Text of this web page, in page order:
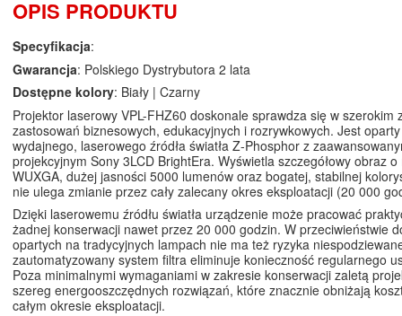
OPIS PRODUKTU
Specyfikacja:
Gwarancja: Polskiego Dystrybutora 2 lata
Dostępne kolory: Biały | Czarny
Projektor laserowy VPL-FHZ60 doskonale sprawdza się w szerokim
zastosowań biznesowych, edukacyjnych i rozrywkowych. Jest
wydajnego, laserowego źródła światła Z-Phosphor z
projekcyjnym Sony 3LCD BrightEra. Wyświetla szczegółowy obraz
WUXGA, dużej jasności 5000 lumenów oraz bogatej, stabilnej
nie ulega zmianie przez cały zalecany okres eksploatacji (20 000
Dzięki laserowemu źródłu światła urządzenie może pracować
żadnej konserwacji nawet przez 20 000 godzin. W przeciwieństwie
opartych na tradycyjnych lampach nie ma też ryzyka
zautomatyzowany system filtra eliminuje konieczność regularnego
Poza minimalnymi wymaganiami w zakresie konserwacji zaletą
szereg energooszczędnych rozwiązań, które znacznie obniżają
całym okresie eksploatacji.